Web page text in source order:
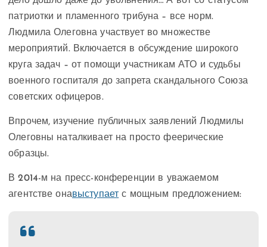
патриотки и пламенного трибуна – все норм.
Людмила Олеговна участвует во множестве
мероприятий. Включается в обсуждение широкого
круга задач – от помощи участникам АТО и судьбы
военного госпиталя до запрета скандального Союза
советских офицеров.
Впрочем, изучение публичных заявлений Людмилы
Олеговны наталкивает на просто феерические
образцы.
В 2014-м на пресс-конференции в уважаемом
агентстве онавыступает с мощным предложением: